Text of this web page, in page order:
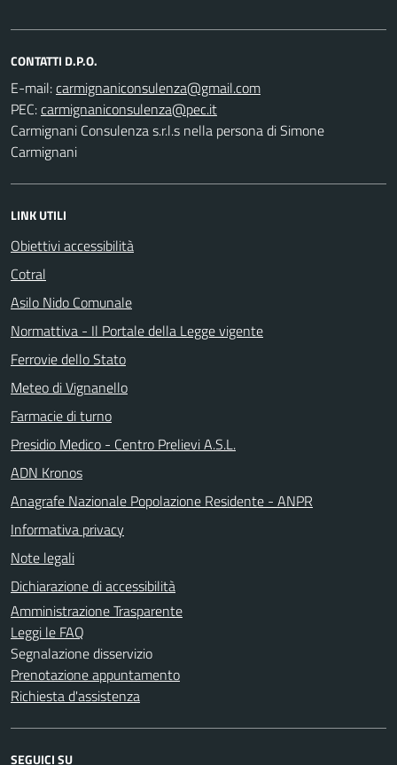
CONTATTI D.P.O.
E-mail:
PEC:
Carmignani Consulenza s.r.l.s nella persona di Simone
Carmignani
LINK UTILI
Obiettivi accessibilità
Cotral
Asilo Nido Comunale
Normattiva - Il Portale della Legge vigente
Ferrovie dello Stato
Meteo di Vignanello
Farmacie di turno
Presidio Medico - Centro Prelievi A.S.L.
ADN Kronos
Anagrafe Nazionale Popolazione Residente - ANPR
Informativa privacy
Note legali
Dichiarazione di accessibilità
Amministrazione Trasparente
Leggi le FAQ
Segnalazione disservizio
Prenotazione appuntamento
Richiesta d'assistenza
SEGUICI SU